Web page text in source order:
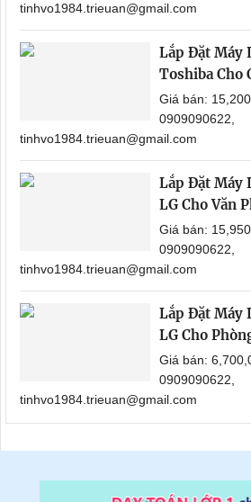
tinhvo1984.trieuan@gmail.com
Lắp Đặt Máy
Toshiba Cho
Giá bán:
0909090622,
tinhvo1984.trieuan@gmail.com
Lắp Đặt Máy
LG Cho Văn
Giá bán:
0909090622,
tinhvo1984.trieuan@gmail.com
Lắp Đặt Máy
LG Cho
Giá bán:
0909090622,
tinhvo1984.trieuan@gmail.com